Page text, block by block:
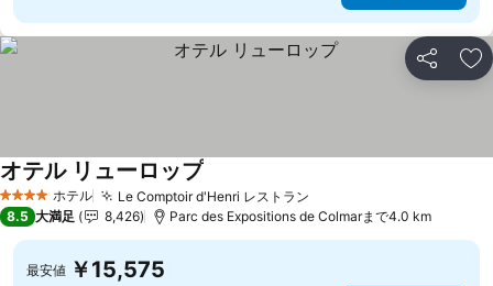
シェア お
4 ホテルのランク
ホテル Le Comptoir d'Henri レストラン
オテル リューロップ
8.5 大満足 8,426 Parc des Expositions de Colmarまで4.0 km
最安値 ￥15,575